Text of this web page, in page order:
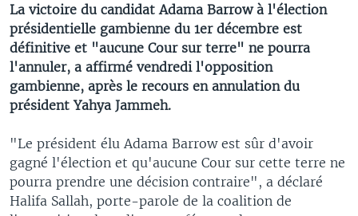
La victoire du candidat Adama Barrow à l'élection
présidentielle gambienne du 1er décembre est
définitive et "aucune Cour sur terre" ne pourra
l'annuler, a affirmé vendredi l'opposition
gambienne, après le recours en annulation du
président Yahya Jammeh.
"Le président élu Adama Barrow est sûr d'avoir
gagné l'élection et qu'aucune Cour sur cette terre ne
pourra prendre une décision contraire", a déclaré
Halifa Sallah, porte-parole de la coalition de